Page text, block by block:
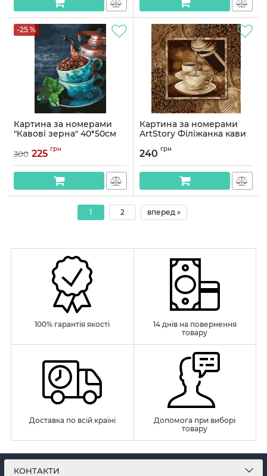
-25 %
Картина за номерами
"Кавові зерна" 40*50см
300 225 грн
Картина за номерами
ArtStory Філіжанка кави
Артикул:
240 грн
1 2 вперед »
100% гарантія якості
14 днів на повернення
товару
Доставка по всій країні
Допомога при виборі
товару
КОНТАКТИ